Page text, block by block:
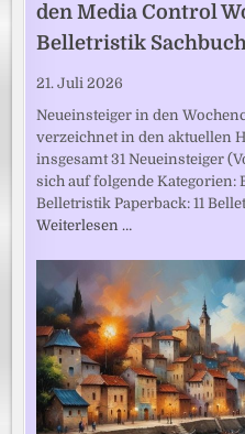
den Media Control
Belletristik
21. Juli 2026
Neueinsteiger in den
verzeichnet in den aktuellen
insgesamt 31 Neueinsteiger
sich auf folgende Kategorien:
Belletristik Paperback: 11
Weiterlesen …